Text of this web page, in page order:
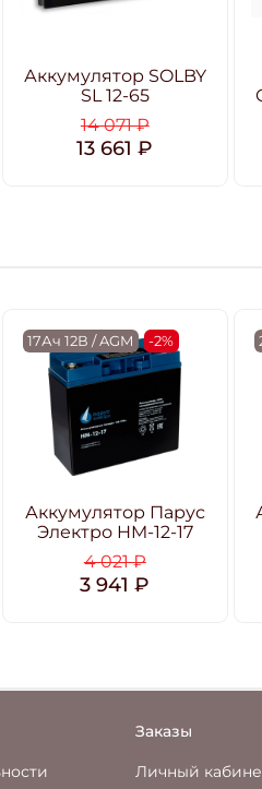
Аккумулятор SOLBY
SL 12-65
14 071 ₽
13 661 ₽
17Ач 12В / AGM -2%
Аккумулятор Парус
Электро HM-12-17
4 021 ₽
3 941 ₽
Заказы
Личный